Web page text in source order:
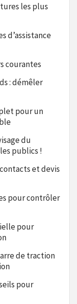
les plus
d’assistance
courantes
: démêler
pour un
du
publics !
et devis
pour contrôler
pour
de traction
pour